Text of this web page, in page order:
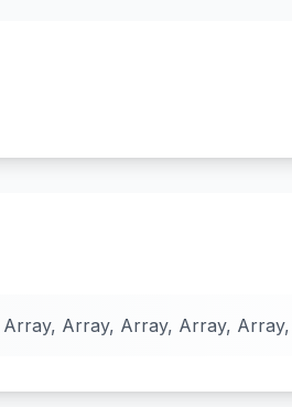
Array, Array, Array,